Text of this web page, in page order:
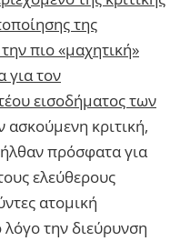
της
πιο «μαχητική»
για τον
εισοδήματος των
ασκούμενη κριτική,
πρόσφατα για
ελεύθερους
ατομική
λόγο την διεύρυνση